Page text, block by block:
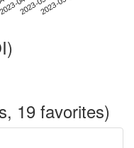
19 favorites)